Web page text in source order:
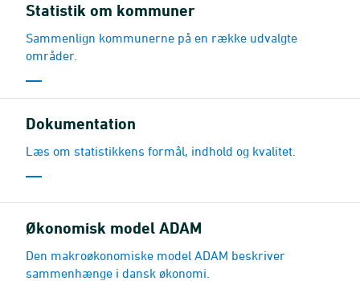
Statistik om kommuner
Sammenlign kommunerne på en række udvalgte
områder.
Dokumentation
Læs om statistikkens formål, indhold og kvalitet.
Økonomisk model ADAM
Den makroøkonomiske model ADAM beskriver
sammenhænge i dansk økonomi.